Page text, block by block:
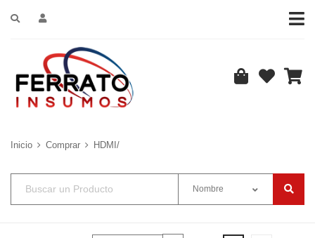
Inicio Comprar HDMI/
Nombre